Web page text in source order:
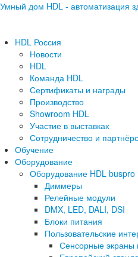
Умный дом HDL - автоматизация
HDL Россия
Новости
HDL
Команда HDL
Сертификаты и награды
Производство
Showroom HDL
Участие в выставках
Сотрудничество и
Обучение
Оборудование
Оборудование HDL buspro
Диммеры
Релейные модули
DMX, LED, DALI, DSI
Блоки питания
Пользовательские
Сенсорные экраны